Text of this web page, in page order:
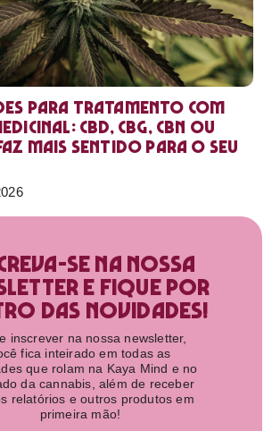
para tratamento com
CBD, CBG, CBN ou
mais sentido para o seu
se na nossa
e fique por
das novidades!​
inscrever na nossa newsletter,
fica inteirado em todas as
que rolam na Kaya Mind e no
da cannabis, além de receber
relatórios e outros produtos em
primeira mão!